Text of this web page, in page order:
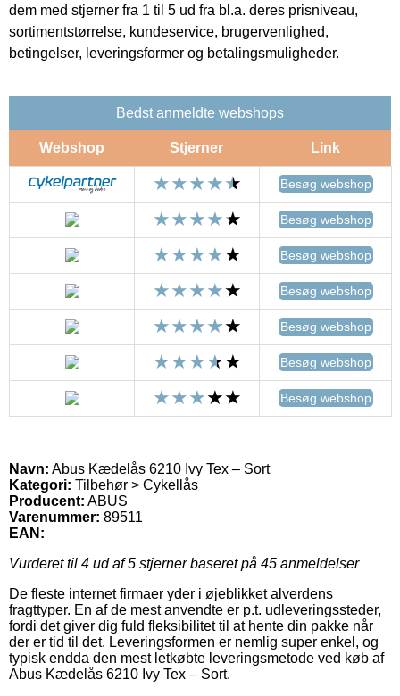
dem med stjerner fra 1 til 5 ud fra bl.a. deres prisniveau,
sortimentstørrelse, kundeservice, brugervenlighed,
betingelser, leveringsformer og betalingsmuligheder.
Bedst anmeldte webshops
Webshop Stjerner Link
Besøg webshop
Besøg webshop
Besøg webshop
Besøg webshop
Besøg webshop
Besøg webshop
Besøg webshop
Navn: Abus Kædelås 6210 Ivy Tex – Sort
Kategori: Tilbehør > Cykellås
Producent: ABUS
Varenummer: 89511
EAN:
Vurderet til 4 ud af 5 stjerner baseret på 45 anmeldelser
De fleste internet firmaer yder i øjeblikket alverdens
fragttyper. En af de mest anvendte er p.t. udleveringssteder,
fordi det giver dig fuld fleksibilitet til at hente din pakke når
der er tid til det. Leveringsformen er nemlig super enkel, og
typisk endda den mest letkøbte leveringsmetode ved køb af
Abus Kædelås 6210 Ivy Tex – Sort.